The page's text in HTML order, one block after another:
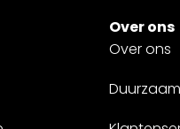
Over ons
Over ons